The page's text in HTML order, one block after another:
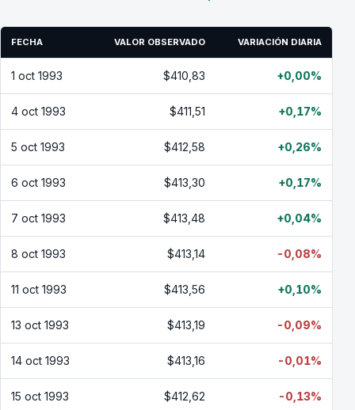
FECHA VALOR OBSERVADO VARIACIÓN DIARIA
1 oct 1993 $410,83 +0,00%
4 oct 1993 $411,51 +0,17%
5 oct 1993 $412,58 +0,26%
6 oct 1993 $413,30 +0,17%
7 oct 1993 $413,48 +0,04%
8 oct 1993 $413,14 -0,08%
11 oct 1993 $413,56 +0,10%
13 oct 1993 $413,19 -0,09%
14 oct 1993 $413,16 -0,01%
15 oct 1993 $412,62 -0,13%